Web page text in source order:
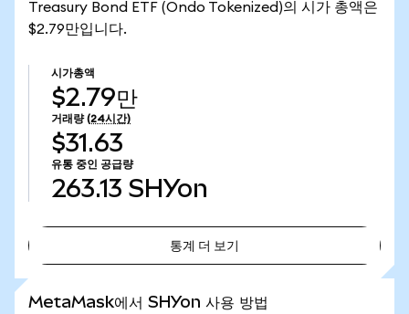
Treasury Bond ETF (Ondo Tokenized)의 시가 총액은
$2.79만입니다.
시가총액
$2.79만
거래량 (24시간)
$31.63
유통 중인 공급량
263.13 SHYon
통계 더 보기
MetaMask에서 SHYon 사용 방법